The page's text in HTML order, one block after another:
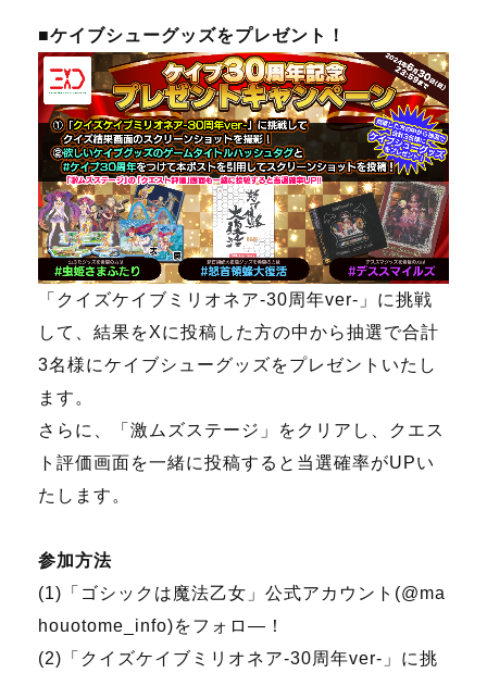
■ケイブシューグッズをプレゼント！
「クイズケイブミリオネア-30周年ver-」に挑戦
して、結果をXに投稿した方の中から抽選で合計
3名様にケイブシューグッズをプレゼントいたし
ます。
さらに、「激ムズステージ」をクリアし、クエス
ト評価画面を一緒に投稿すると当選確率がUPい
たします。
参加方法
(1)「ゴシックは魔法乙女」公式アカウント(@ma
houotome_info)をフォロ―！
(2)「クイズケイブミリオネア-30周年ver-」に挑